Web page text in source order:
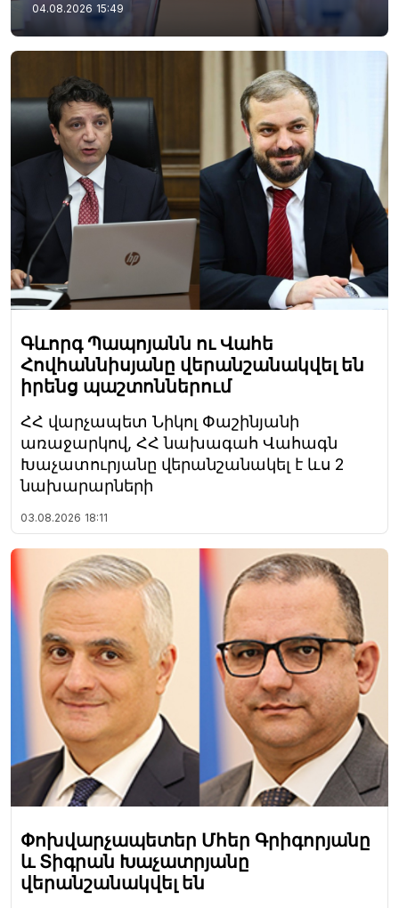
04.08.2026 15:49
Գևորգ Պապոյանն ու Վահե
Հովհաննիսյանը վերանշանակվել են
իրենց պաշտոններում
ՀՀ վարչապետ Նիկոլ Փաշինյանի
առաջարկով, ՀՀ նախագահ Վահագն
Խաչատուրյանը վերանշանակել է ևս 2
նախարարների
03.08.2026 18:11
Փոխվարչապետեր Մհեր Գրիգորյանը
և Տիգրան Խաչատրյանը
վերանշանակվել են